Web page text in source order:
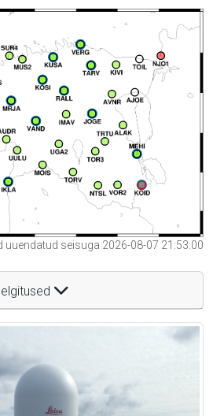
uuendatud seisuga 2026-08-07 21:53:00